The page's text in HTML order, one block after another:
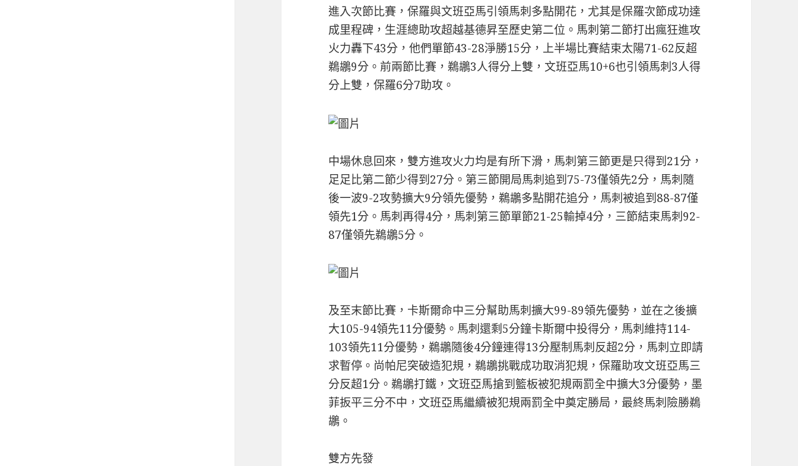
進入次節比賽，保羅與文班亞馬引領馬刺多點開花，尤其是保羅次節成功達
成里程碑，生涯總助攻超越基德昇至歷史第二位。馬刺第二節打出瘋狂進攻
火力轟下43分，他們單節43-28淨勝15分，上半場比賽結束太陽71-62反超
鵜鶘9分。前兩節比賽，鵜鶘3人得分上雙，文班亞馬10+6也引領馬刺3人得
分上雙，保羅6分7助攻。
中場休息回來，雙方進攻火力均是有所下滑，馬刺第三節更是只得到21分，
足足比第二節少得到27分。第三節開局馬刺追到75-73僅領先2分，馬刺隨
後一波9-2攻勢擴大9分領先優勢，鵜鶘多點開花追分，馬刺被追到88-87僅
領先1分。馬刺再得4分，馬刺第三節單節21-25輸掉4分，三節結束馬刺92-
87僅領先鵜鶘5分。
及至末節比賽，卡斯爾命中三分幫助馬刺擴大99-89領先優勢，並在之後擴
大105-94領先11分優勢。馬刺還剩5分鐘卡斯爾中投得分，馬刺維持114-
103領先11分優勢，鵜鶘隨後4分鐘連得13分壓制馬刺反超2分，馬刺立即請
求暫停。尚帕尼突破造犯規，鵜鶘挑戰成功取消犯規，保羅助攻文班亞馬三
分反超1分。鵜鶘打鐵，文班亞馬搶到籃板被犯規兩罰全中擴大3分優勢，墨
菲扳平三分不中，文班亞馬繼續被犯規兩罰全中奠定勝局，最終馬刺險勝鵜
鶘。
雙方先發